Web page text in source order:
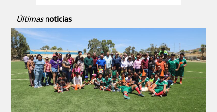
Últimas noticias